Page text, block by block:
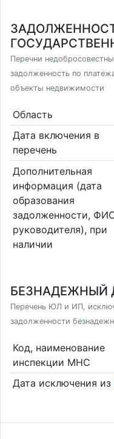
Перечни
задолженность по
объекты недвижимости
Область
Дата включения в
перечень
Дополнительная
информация (дата
образования
задолженности,
руководителя), при
наличии
БЕЗНАДЕЖНЫЙ
Перечень ЮЛ и ИП,
задолженности
Код, наименование
инспекции МНС
Дата исключения из